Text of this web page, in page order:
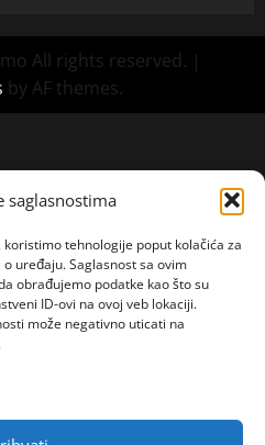
saglasnostima
tehnologije poput kolačića za
uređaju. Saglasnost sa ovim
obrađujemo podatke kao što su
ID-ovi na ovoj veb lokaciji.
može negativno uticati na
All rights reserved. |
by AF themes.